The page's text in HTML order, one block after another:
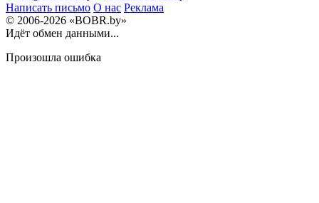
Написать письмо О нас Реклама
© 2006-2026 «BOBR.by»
Идёт обмен данными...
Произошла ошибка